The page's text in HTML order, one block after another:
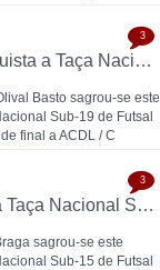
GR Olival Basto conquista a Taça Nacional Sub-19 de Futsal após bater ACDL / CBIDN
Basto sagrou-se este
Sub-19 de Futsal
final a ACDL / C
3
SC Braga conquista a Taça Nacional Sub-15 de Futsal e sobe ao Campeonato Nacional 26/27
sagrou-se este
Sub-15 de Futsal
3